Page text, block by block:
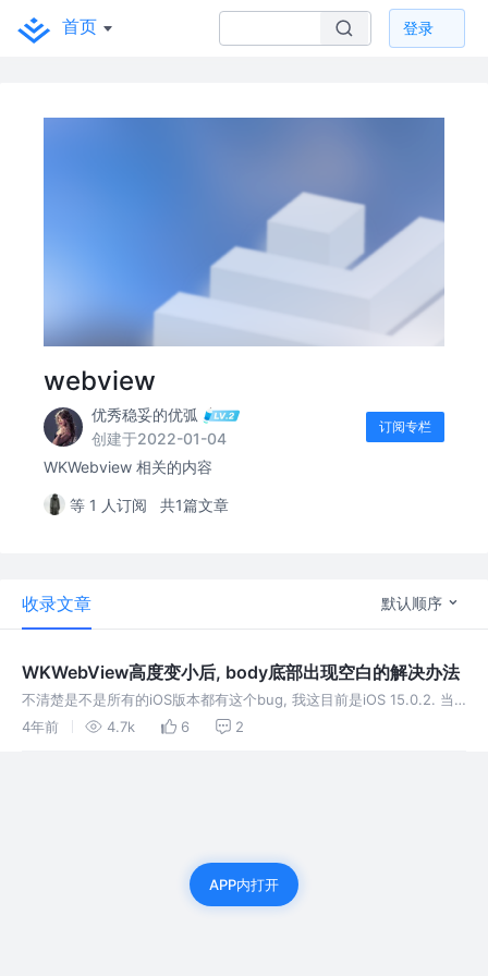
首页 登录
webview
优秀稳妥的优弧
创建于2022-01-04
订阅专栏
WKWebview 相关的内容
等 1 人订阅 共1篇文章
收录文章 默认顺序
WKWebView高度变小后, body底部出现空白的解决办法
不清楚是不是所有的iOS版本都有这个bug, 我这目前是iOS 15.0.2. 当
通过改变frame height, 或者修改高度约束减小webview的高度后,
4年前 4.7k 6 2
APP内打开